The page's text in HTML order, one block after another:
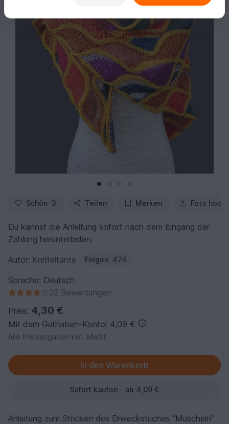
Schön 3 Teilen Merken Foto
Du kannst die Anleitung sofort nach dem Eingang der
Zahlung herunterladen.
Autor: Knitteltante Folgen 474
Sprache: Deutsch
22 Bewertungen
Preis: 4,30 €
Mit dem Guthaben-Konto: 4,09 €
Alle Preisangaben inkl. MwSt.
Sofort kaufen - ab 4,09 €
Anleitung zum Stricken des Dreieckstuches "Muscheln"